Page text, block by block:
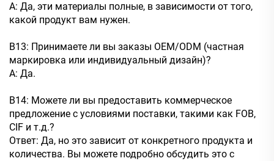
A: Да, эти материалы полные, в зависимости от того,
какой продукт вам нужен.
В13: Принимаете ли вы заказы OEM/ODM (частная
маркировка или индивидуальный дизайн)?
A: Да.
В14: Можете ли вы предоставить коммерческое
предложение с условиями поставки, такими как FOB,
CIF и т.д.?
Ответ: Да, но это зависит от конкретного продукта и
количества. Вы можете подробно обсудить это с